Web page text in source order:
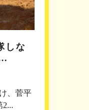
しな
、菅平
2...